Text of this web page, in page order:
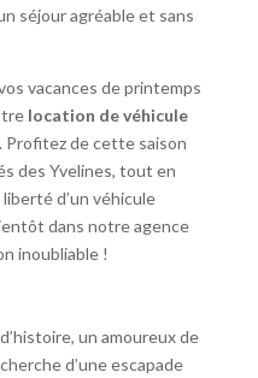
séjour agréable et sans
vacances de printemps
location de véhicule
Profitez de cette saison
des Yvelines, tout en
d’un véhicule
dans notre agence
inoubliable !
un amoureux de
d’une escapade